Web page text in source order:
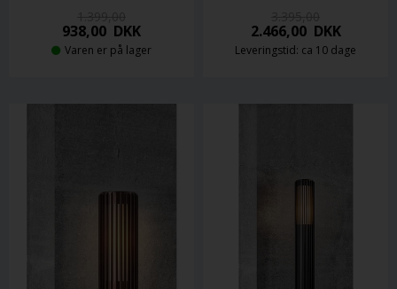
938,00 DKK
Varen er på lager
2.466,00DKK
Leveringstid: ca 10 dage